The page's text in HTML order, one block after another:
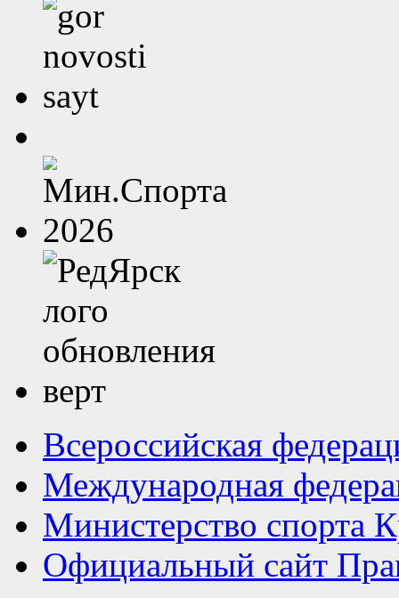
Всероссийская
Международная
Министерство спорта
Официальный сайт